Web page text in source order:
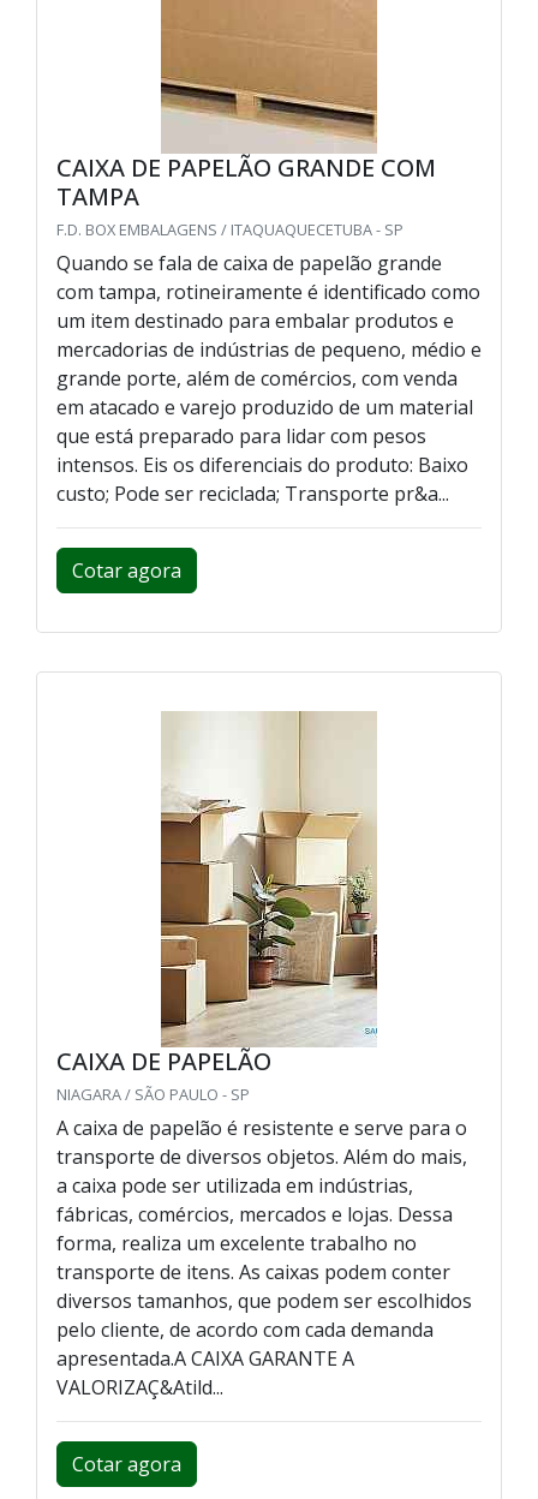
CAIXA DE PAPELÃO GRANDE COM
TAMPA
F.D. BOX EMBALAGENS / ITAQUAQUECETUBA - SP
Quando se fala de caixa de papelão grande
com tampa, rotineiramente é identificado como
um item destinado para embalar produtos e
mercadorias de indústrias de pequeno, médio e
grande porte, além de comércios, com venda
em atacado e varejo produzido de um material
que está preparado para lidar com pesos
intensos. Eis os diferenciais do produto: Baixo
custo; Pode ser reciclada; Transporte pr&a...
Cotar agora
CAIXA DE PAPELÃO
NIAGARA / SÃO PAULO - SP
A caixa de papelão é resistente e serve para o
transporte de diversos objetos. Além do mais,
a caixa pode ser utilizada em indústrias,
fábricas, comércios, mercados e lojas. Dessa
forma, realiza um excelente trabalho no
transporte de itens. As caixas podem conter
diversos tamanhos, que podem ser escolhidos
pelo cliente, de acordo com cada demanda
apresentada.A CAIXA GARANTE A
VALORIZAÇ&Atild...
Cotar agora